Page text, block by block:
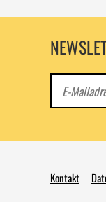
Mail
Kontakt